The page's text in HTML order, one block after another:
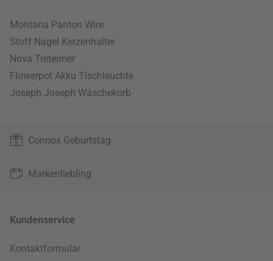
Montana Panton Wire
Stoff Nagel Kerzenhalter
Nova Treteimer
Flowerpot Akku Tischleuchte
Joseph Joseph Wäschekorb
Connox Geburtstag
Markenliebling
Kundenservice
Kontaktformular